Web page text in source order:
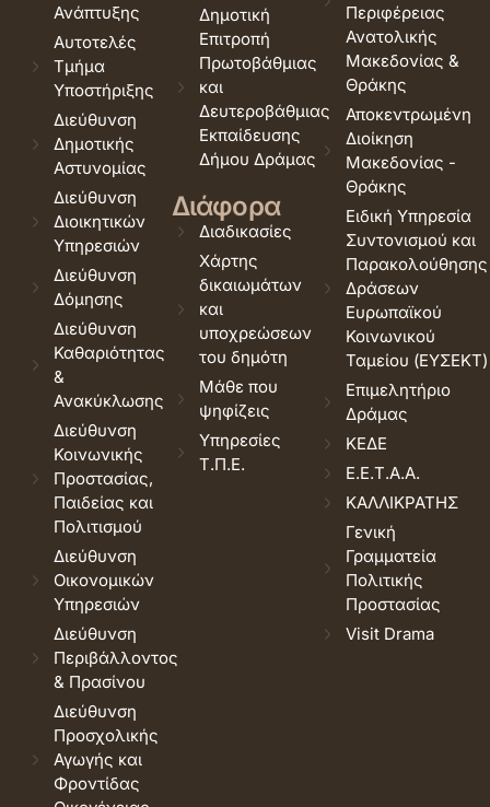
Ανάπτυξης
Αυτοτελές
Τμήμα
Υποστήριξης
Διεύθυνση
Δημοτικής
Αστυνομίας
Διεύθυνση
Διοικητικών
Υπηρεσιών
Διεύθυνση
Δόμησης
Διεύθυνση
Καθαριότητας
&
Ανακύκλωσης
Διεύθυνση
Κοινωνικής
Προστασίας,
Παιδείας και
Πολιτισμού
Διεύθυνση
Οικονομικών
Υπηρεσιών
Διεύθυνση
Περιβάλλοντος
& Πρασίνου
Διεύθυνση
Προσχολικής
Αγωγής και
Φροντίδας
Δημοτική
Επιτροπή
Πρωτοβάθμιας
και
Δευτεροβάθμιας
Εκπαίδευσης
Δήμου Δράμας
Διάφορα
Διαδικασίες
Χάρτης
δικαιωμάτων
και
υποχρεώσεων
του δημότη
Μάθε που
ψηφίζεις
Υπηρεσίες
Τ.Π.Ε.
Περιφέρειας
Ανατολικής
Μακεδονίας &
Θράκης
Αποκεντρωμένη
Διοίκηση
Μακεδονίας -
Θράκης
Ειδική Υπηρεσία
Συντονισμού και
Παρακολούθησης
Δράσεων
Ευρωπαϊκού
Κοινωνικού
Ταμείου (ΕΥΣΕΚΤ)
Επιμελητήριο
Δράμας
ΚΕΔΕ
Ε.Ε.Τ.Α.Α.
ΚΑΛΛΙΚΡΑΤΗΣ
Γενική
Γραμματεία
Πολιτικής
Προστασίας
Visit Drama